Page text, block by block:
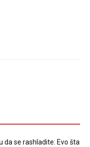
da se rashladite: Evo šta